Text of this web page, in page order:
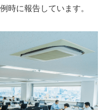
時に報告しています。